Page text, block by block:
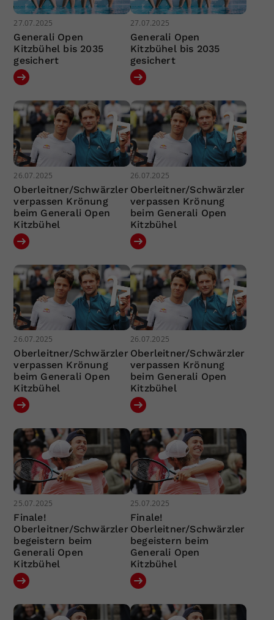
27.07.2025
Generali Open
Kitzbühel bis 2035
gesichert
27.07.2025
Generali Open
Kitzbühel bis 2035
gesichert
26.07.2025
Oberleitner/Schwärzler
verpassen Krönung
beim Generali Open
Kitzbühel
26.07.2025
Oberleitner/Schwärzler
verpassen Krönung
beim Generali Open
Kitzbühel
26.07.2025
Oberleitner/Schwärzler
verpassen Krönung
beim Generali Open
Kitzbühel
26.07.2025
Oberleitner/Schwärzler
verpassen Krönung
beim Generali Open
Kitzbühel
25.07.2025
Finale!
Oberleitner/Schwärzler
begeistern beim
Generali Open
Kitzbühel
25.07.2025
Finale!
Oberleitner/Schwärzler
begeistern beim
Generali Open
Kitzbühel